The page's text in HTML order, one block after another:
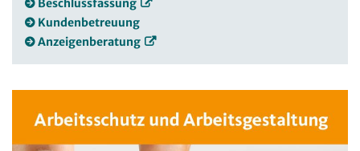
Beschlussfassung
Kundenbetreuung
Anzeigenberatung